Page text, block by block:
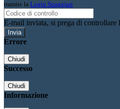
tramite la Login Spaggiari
E-mail inviata, si prega di controllare
Errore
Chiudi
Successo
Chiudi
Informazione